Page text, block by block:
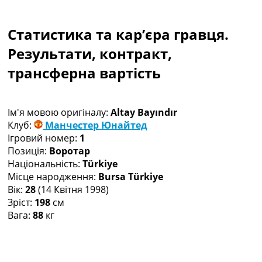
Чемпіонат Світу
Україна. Прем’єр-Ліга
Україна. Перша Ліга
Ліга Чемпіонів
Ще Турніри >>>
Таблиці
Чемпіонат Світу. Турнирні таблиці
Таблиця УПЛ
Перша Ліга
Таблиця АПЛ
Таблиця Ла Ліги
Таблиця Ліги Чемпіонів
Всі таблиці >>>
Статистика та кар’єра гравця.
Результати, контракт,
трансферна вартість
Ім'я мовою оригіналу: Altay Bayındır
Клуб:
Манчестер Юнайтед
Ігровий номер: 1
Позиція: Воротар
Національність: Türkiye
Місце народження: Bursa Türkiye
Вік: 28(14 Квітня 1998)
Зріст: 198 см
Вага: 88 кг